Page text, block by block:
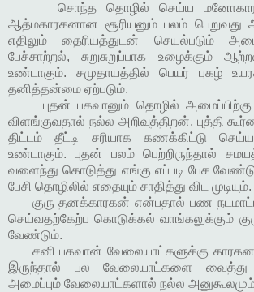
சொந்த தொழில் செய்ய
ஆத்மகாரகனான சூரியனும் பலம்
எதிலும் தைரியத்துடன் செயல்படும்
பேச்சாற்றல், சுறுசுறுப்பாக உழைக்கும்
உண்டாகும். சமுதாயத்தில் பெயர் புகழ்
தனித்தன்மை ஏற்படும்.
புதன் பகவானும் தொழில் அமைப்பிற்கு
விளங்குவதால் நல்ல அறிவுத்திறன், புத்தி
திட்டம் தீட்டி சரியாக கணக்கிட்டு
உண்டாகும். புதன் பலம் பெற்றிருந்தால்
வளைந்து கொடுத்து எங்கு எப்படி பேச
பேசி தொழிலில் எதையும் சாதித்து விட முடியும்.
குரு தனக்காரகன் என்பதால் பண
செய்வதற்கேற்ப கொடுக்கல் வாங்கலுக்கும்
வேண்டும்.
சனி பகவான் வேலையாட்களுக்கு
இருந்தால் பல வேலையாட்களை
அமைப்பும் வேலையாட்களால் நல்ல